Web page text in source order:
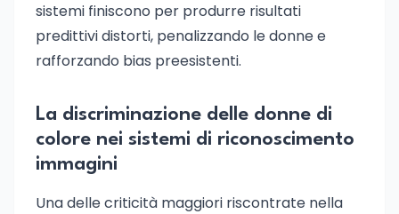
sistemi finiscono per produrre risultati
predittivi distorti, penalizzando le donne e
rafforzando bias preesistenti.
La discriminazione delle donne di
colore nei sistemi di riconoscimento
immagini
Una delle criticità maggiori riscontrate nella